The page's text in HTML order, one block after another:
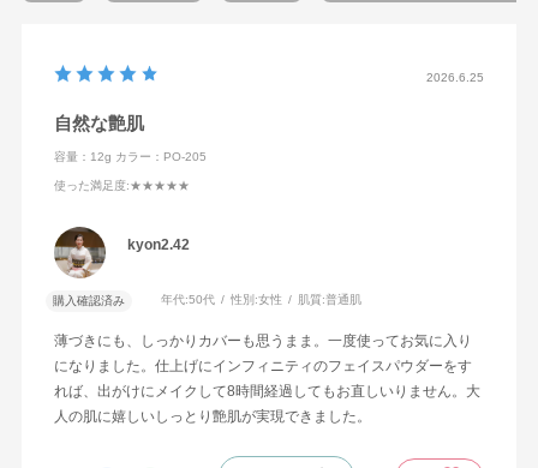
2026.6.25
自然な艶肌
容量：12g カラー：PO-205
使った満足度:★★★★★
kyon2.42
購入確認済み 年代:50代 性別:女性 肌質:普通肌
薄づきにも、しっかりカバーも思うまま。一度使ってお気に入り
になりました。仕上げにインフィニティのフェイスパウダーをす
れば、出がけにメイクして8時間経過してもお直しいりません。大
人の肌に嬉しいしっとり艶肌が実現できました。